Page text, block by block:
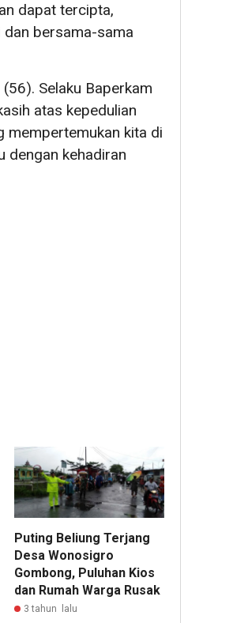
dapat tercipta,
bersama-sama
Selaku Baperkam
atas kepedulian
mempertemukan kita di
dengan kehadiran
Puting Beliung Terjang
Desa Wonosigro
Gombong, Puluhan Kios
dan Rumah Warga Rusak
3 tahun lalu